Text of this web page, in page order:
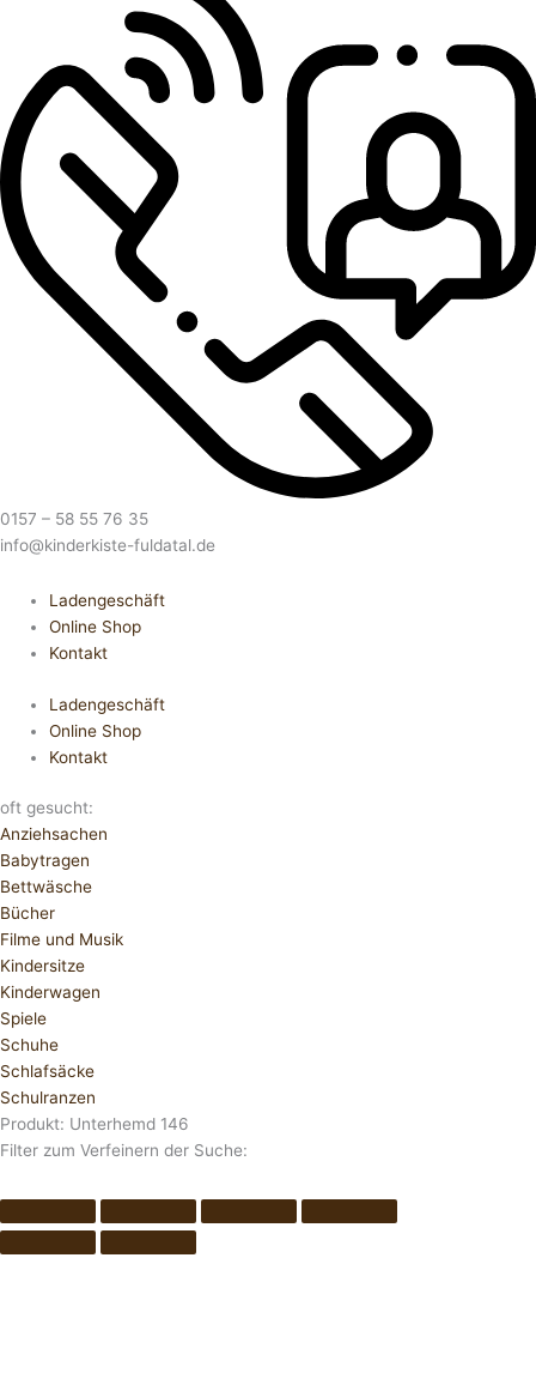
0157 – 58 55 76 35
info@kinderkiste-fuldatal.de
Ladengeschäft
Online Shop
Kontakt
Ladengeschäft
Online Shop
Kontakt
oft gesucht:
Anziehsachen
Babytragen
Bettwäsche
Bücher
Filme und Musik
Kindersitze
Kinderwagen
Spiele
Schuhe
Schlafsäcke
Schulranzen
Produkt: Unterhemd 146
Filter zum Verfeinern der Suche: